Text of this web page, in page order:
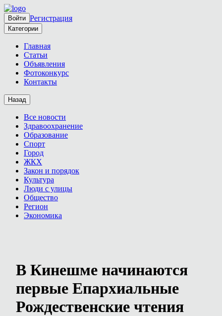
Войти Регистрация
Категории
Главная
Статьи
Объявления
Фотоконкурс
Контакты
Назад
Все новости
Здравоохранение
Образование
Спорт
Город
ЖКХ
Закон и порядок
Культура
Люди с улицы
Общество
Регион
Экономика
В Кинешме начинаются
первые Епархиальные
Рождественские чтения